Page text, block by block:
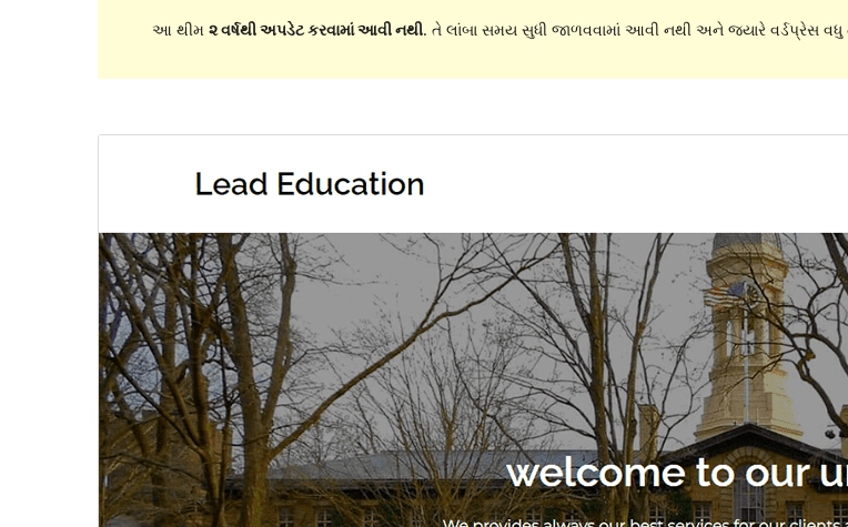
આ થીમ ૨ વર્ષથી અપડેટ કરવામાં આવી નથી. તે લાંબા સમય સુધી જાળવવામાં આવી નથી અને જ્યારે વર્ડપ્રેસ વધુ